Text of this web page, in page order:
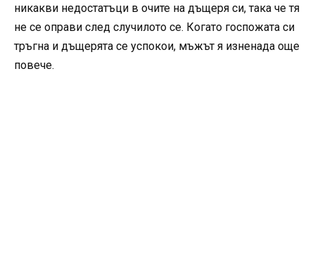
никакви недостатъци в очите на дъщеря си, така че тя
не се оправи след случилото се. Когато госпожата си
тръгна и дъщерята се успокои, мъжът я изненада още
повече.